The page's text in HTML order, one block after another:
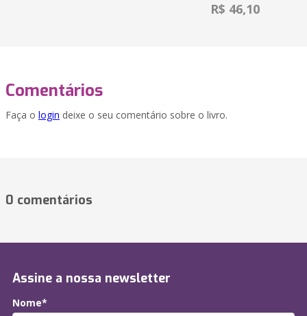
R$ 46,10
Comentários
Faça o login deixe o seu comentário sobre o livro.
0 comentários
Assine a nossa newsletter
Nome*